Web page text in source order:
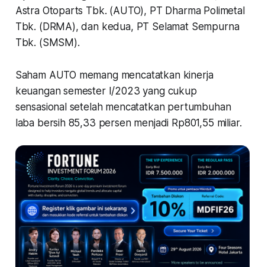
Astra Otoparts Tbk. (AUTO), PT Dharma Polimetal
Tbk. (DRMA), dan kedua, PT Selamat Sempurna
Tbk. (SMSM).
Saham AUTO memang mencatatkan kinerja
keuangan semester I/2023 yang cukup
sensasional setelah mencatatkan pertumbuhan
laba bersih 85,33 persen menjadi Rp801,55 miliar.